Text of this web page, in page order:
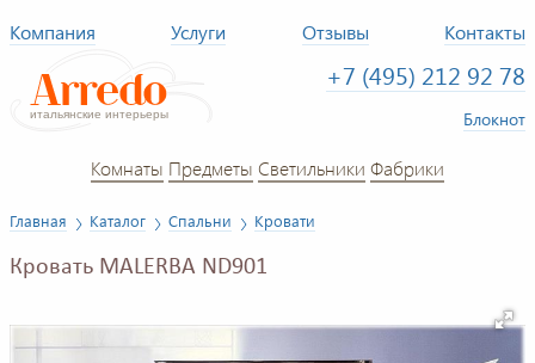
Компания Услуги Отзывы Контакты
+7 (495) 212 92 78
Блокнот
Комнаты Предметы Светильники Фабрики
Главная Каталог Спальни Кровати
Кровать MALERBA ND901